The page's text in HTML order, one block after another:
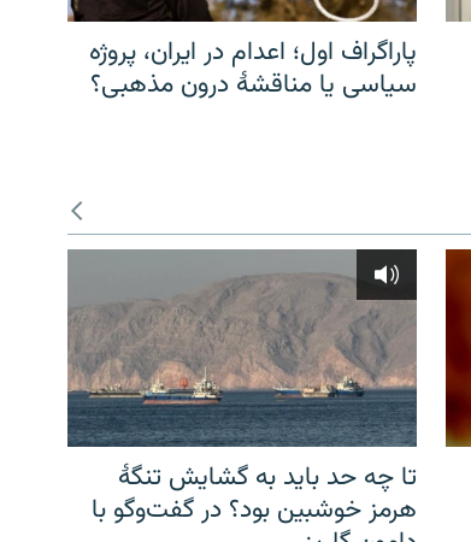
پاراگراف اول؛ اعدام در ایران، پروژه
سیاسی یا مناقشهٔ درون مذهبی؟
تا چه حد باید به گشایش تنگهٔ
هرمز خوشبین بود؟ در گفت‌وگو با